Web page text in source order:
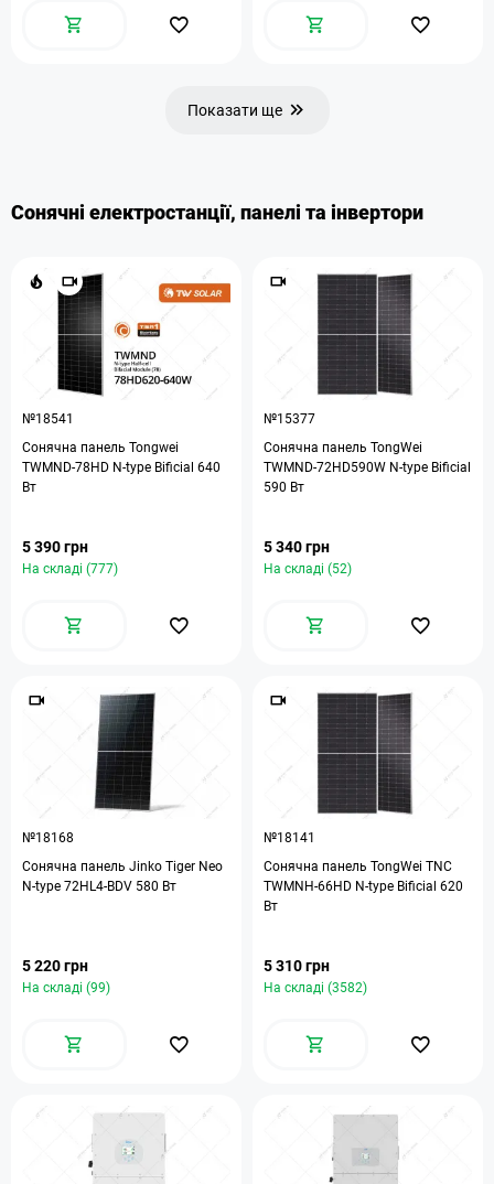
Показати ще
Сонячні електростанції, панелі та інвертори
№18541
Сонячна панель Tongwei
TWMND-78HD N-type Bificial 640
Вт
5 390 грн
На складі (777)
№15377
Сонячна панель TongWei
TWMND-72HD590W N-type Bificial
590 Вт
5 340 грн
На складі (52)
№18168
Сонячна панель Jinko Tiger Neo
N-type 72HL4-BDV 580 Вт
5 220 грн
На складі (99)
№18141
Сонячна панель TongWei TNC
TWMNH-66HD N-type Bificial 620
Вт
5 310 грн
На складі (3582)